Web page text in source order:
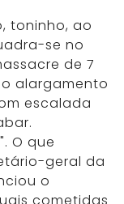
toninho, ao
se no
de 7
alargamento
escalada
O que
geral da
o